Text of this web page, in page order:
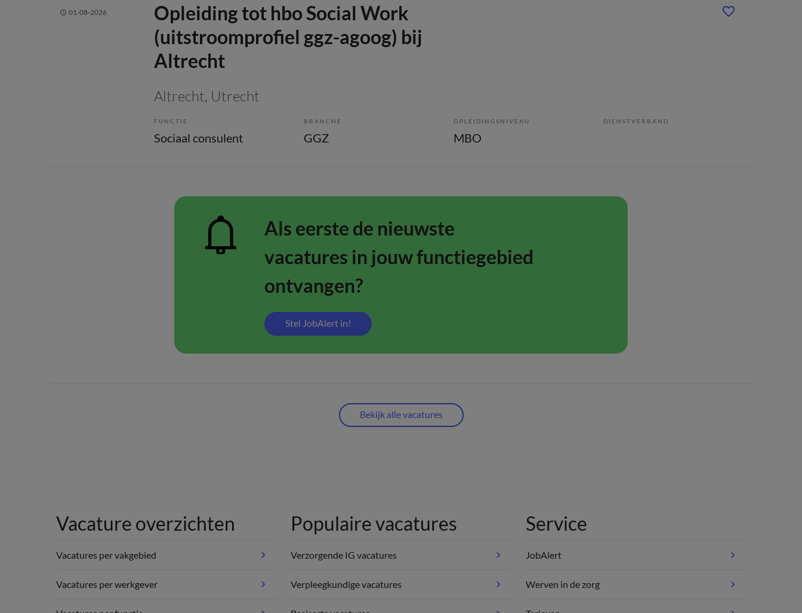
01-08-2026
Opleiding tot hbo Social Work
(uitstroomprofiel ggz-agoog) bij
Altrecht
Altrecht, Utrecht
FUNCTIE
Sociaal consulent
BRANCHE
GGZ
OPLEIDINGSNIVEAU
MBO
DIENSTVERBAND
Als eerste de nieuwste
vacatures in jouw functiegebied
ontvangen?
Stel JobAlert in!
Bekijk alle vacatures
Vacature overzichten
Vacatures per vakgebied
Vacatures per werkgever
Populaire vacatures
Verzorgende IG vacatures
Verpleegkundige vacatures
Service
JobAlert
Werven in de zorg